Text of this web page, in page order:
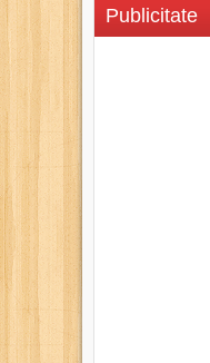
Publicitate